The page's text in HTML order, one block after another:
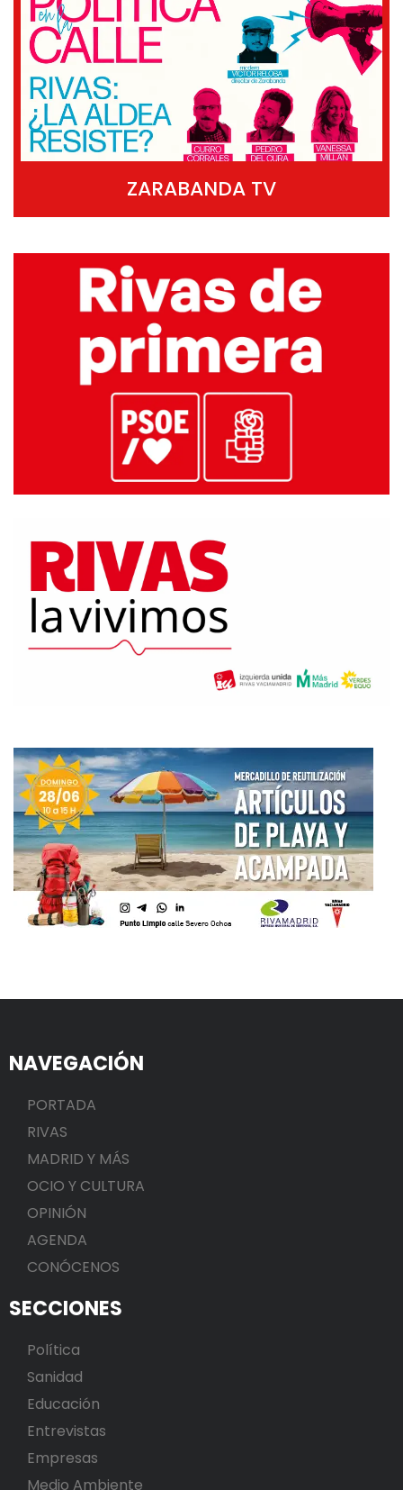
ZARABANDA TV
NAVEGACIÓN
PORTADA
RIVAS
MADRID Y MÁS
OCIO Y CULTURA
OPINIÓN
AGENDA
CONÓCENOS
SECCIONES
Política
Sanidad
Educación
Entrevistas
Empresas
Medio Ambiente